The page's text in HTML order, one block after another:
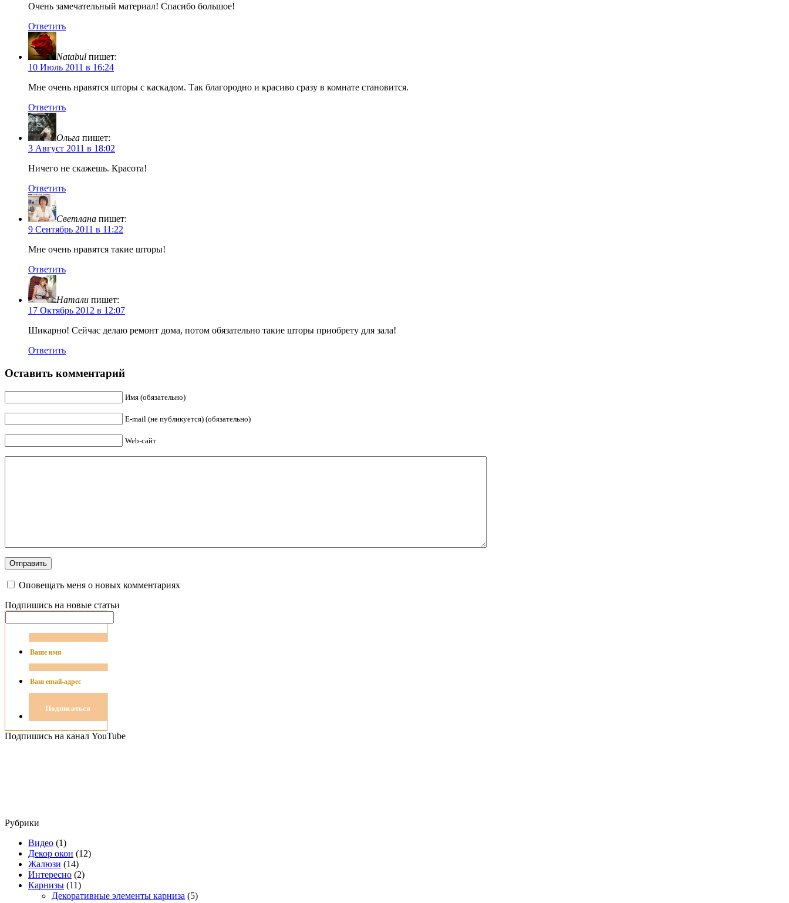
Очень замечательный материал! Спасибо большое!
Ответить
Natabul пишет:
10 Июль 2011 в 16:24
Мне очень нравятся шторы с каскадом. Так благородно и красиво сразу в комнате становится.
Ответить
Ольга пишет:
3 Август 2011 в 18:02
Ничего не скажешь. Красота!
Ответить
Светлана пишет:
9 Сентябрь 2011 в 11:22
Мне очень нравятся такие шторы!
Ответить
Натали пишет:
17 Октябрь 2012 в 12:07
Шикарно! Сейчас делаю ремонт дома, потом обязательно такие шторы приобрету для зала!
Ответить
Оставить комментарий
Имя (обязательно)
E-mail (не публикуется) (обязательно)
Web-сайт
Оповещать меня о новых комментариях
Подпишись на новые статьи
Подпишись на канал YouTube
Рубрики
Видео (1)
Декор окон (12)
Жалюзи (14)
Интересно (2)
Карнизы (11)
Декоративные элементы карниза (5)